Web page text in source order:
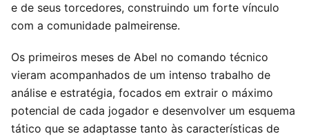
e de seus torcedores, construindo um forte vínculo
com a comunidade palmeirense.
Os primeiros meses de Abel no comando técnico
vieram acompanhados de um intenso trabalho de
análise e estratégia, focados em extrair o máximo
potencial de cada jogador e desenvolver um esquema
tático que se adaptasse tanto às características de